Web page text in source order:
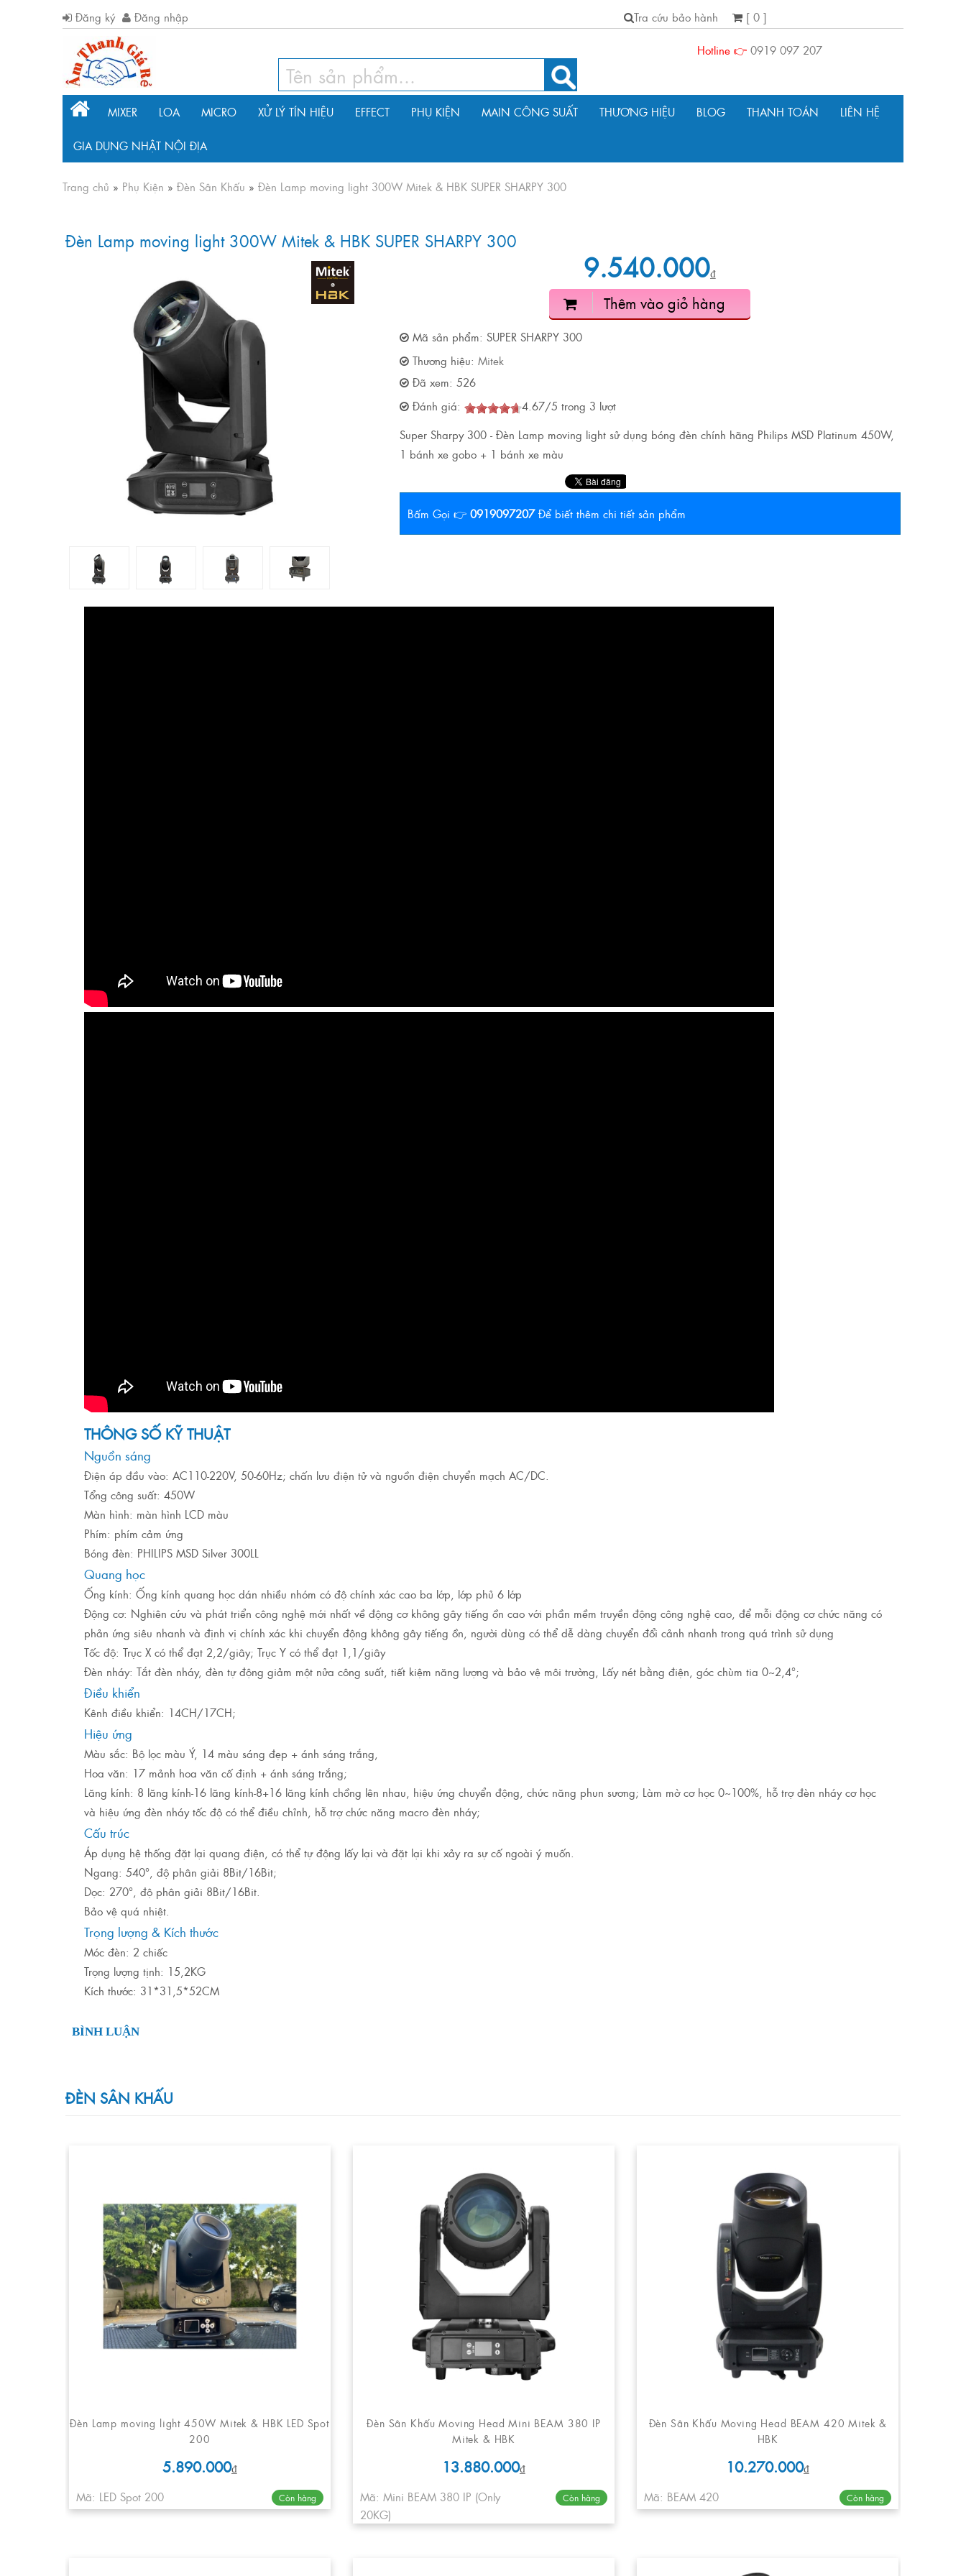
Đăng ký Đăng nhập Tra cứu bảo hành
[ 0 ]
Hotline 👉 0919 097 207
MIXER LOA MICRO XỬ LÝ TÍN HIỆU EFFECT PHỤ KIỆN MAIN CÔNG SUẤT THƯƠNG HIỆU BLOG THANH TOÁN LIÊN HỆ
GIA DỤNG NHẬT NỘI ĐỊA
Trang chủ » Phụ Kiện » Đèn Sân Khấu » Đèn Lamp moving light 300W Mitek & HBK SUPER SHARPY 300
Đèn Lamp moving light 300W Mitek & HBK SUPER SHARPY 300
9.540.000₫
Thêm vào giỏ hàng
Mã sản phẩm: SUPER SHARPY 300
Thương hiệu: Mitek
Đã xem: 526
Đánh giá:
4.67/5 trong 3 lượt
Super Sharpy 300 - Đèn Lamp moving light sử dụng bóng đèn chính hãng Philips MSD Platinum 450W,
1 bánh xe gobo + 1 bánh xe màu
Bấm Gọi 👉 0919097207 Để biết thêm chi tiết sản phẩm
THÔNG SỐ KỸ THUẬT
Nguồn sáng
Điện áp đầu vào: AC110-220V, 50-60Hz; chấn lưu điện tử và nguồn điện chuyển mạch AC/DC.
Tổng công suất: 450W
Màn hình: màn hình LCD màu
Phím: phím cảm ứng
Bóng đèn: PHILIPS MSD Silver 300LL
Quang học
Ống kính: Ống kính quang học dán nhiều nhóm có độ chính xác cao ba lớp, lớp phủ 6 lớp
Động cơ: Nghiên cứu và phát triển công nghệ mới nhất về động cơ không gây tiếng ồn cao với phần mềm truyền động công nghệ cao, để mỗi động cơ chức năng có
phản ứng siêu nhanh và định vị chính xác khi chuyển động không gây tiếng ồn, người dùng có thể dễ dàng chuyển đổi cảnh nhanh trong quá trình sử dụng
Tốc độ: Trục X có thể đạt 2,2/giây; Trục Y có thể đạt 1,1/giây
Đèn nháy: Tắt đèn nháy, đèn tự động giảm một nửa công suất, tiết kiệm năng lượng và bảo vệ môi trường, Lấy nét bằng điện, góc chùm tia 0~2,4°;
Điều khiển
Kênh điều khiển: 14CH/17CH;
Hiệu ứng
Màu sắc: Bộ lọc màu Ý, 14 màu sáng đẹp + ánh sáng trắng,
Hoa văn: 17 mảnh hoa văn cố định + ánh sáng trắng;
Lăng kính: 8 lăng kính-16 lăng kính-8+16 lăng kính chồng lên nhau, hiệu ứng chuyển động, chức năng phun sương; Làm mờ cơ học 0~100%, hỗ trợ đèn nháy cơ học
và hiệu ứng đèn nháy tốc độ có thể điều chỉnh, hỗ trợ chức năng macro đèn nháy;
Cấu trúc
Áp dụng hệ thống đặt lại quang điện, có thể tự động lấy lại và đặt lại khi xảy ra sự cố ngoài ý muốn.
Ngang: 540°, độ phân giải 8Bit/16Bit;
Dọc: 270°, độ phân giải 8Bit/16Bit.
Bảo vệ quá nhiệt.
Trọng lượng & Kích thước
Móc đèn: 2 chiếc
Trọng lượng tịnh: 15,2KG
Kích thước: 31*31,5*52CM
BÌNH LUẬN
ĐÈN SÂN KHẤU
Đèn Lamp moving light 450W Mitek & HBK LED Spot
200
5.890.000₫
Mã: LED Spot 200
Còn hàng
Đèn Sân Khấu Moving Head Mini BEAM 380 IP
Mitek & HBK
13.880.000₫
Mã: Mini BEAM 380 IP (Only
20KG)
Còn hàng
Đèn Sân Khấu Moving Head BEAM 420 Mitek &
HBK
10.270.000₫
Mã: BEAM 420
Còn hàng